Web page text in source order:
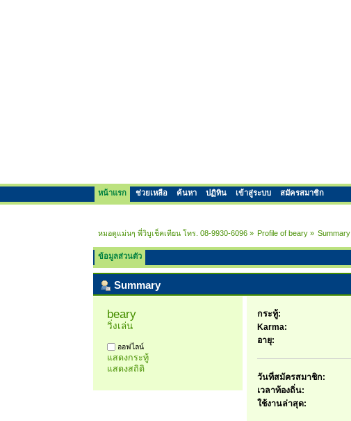
หน้าแรก ช่วยเหลือ ค้นหา ปฏิทิน เข้าสู่ระบบ สมัครสมาชิก
หมอดูแม่นๆ พี่วิบูเช็คเทียน โทร. 08-9930-6096» Profile of beary» Summary
ข้อมูลส่วนตัว
Summary
beary
วิ่งเล่น
ออฟไลน์
แสดงกระทู้
แสดงสถิติ
กระทู้:
Karma:
อายุ:
วันที่สมัครสมาชิก:
เวลาท้องถิ่น:
ใช้งานล่าสุด: